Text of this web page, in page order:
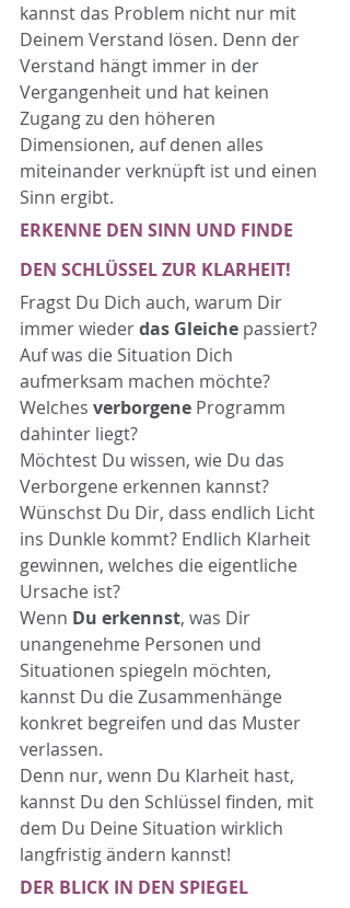
kannst das Problem nicht nur mit
Deinem Verstand lösen. Denn der
Verstand hängt immer in der
Vergangenheit und hat keinen
Zugang zu den höheren
Dimensionen, auf denen alles
miteinander verknüpft ist und einen
Sinn ergibt.
ERKENNE DEN SINN UND FINDE
DEN SCHLÜSSEL ZUR KLARHEIT!
Fragst Du Dich auch, warum Dir
immer wieder das Gleiche passiert?
Auf was die Situation Dich
aufmerksam machen möchte?
Welches verborgene Programm
dahinter liegt?
Möchtest Du wissen, wie Du das
Verborgene erkennen kannst?
Wünschst Du Dir, dass endlich Licht
ins Dunkle kommt? Endlich Klarheit
gewinnen, welches die eigentliche
Ursache ist?
Wenn Du erkennst, was Dir
unangenehme Personen und
Situationen spiegeln möchten,
kannst Du die Zusammenhänge
konkret begreifen und das Muster
verlassen.
Denn nur, wenn Du Klarheit hast,
kannst Du den Schlüssel finden, mit
dem Du Deine Situation wirklich
langfristig ändern kannst!
DER BLICK IN DEN SPIEGEL